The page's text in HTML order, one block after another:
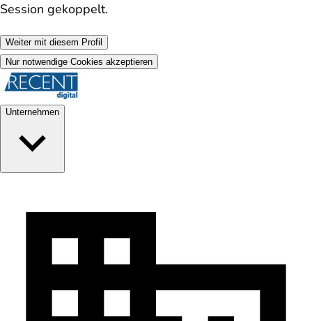
Session gekoppelt.
Weiter mit diesem Profil
Nur notwendige Cookies akzeptieren
Unternehmen